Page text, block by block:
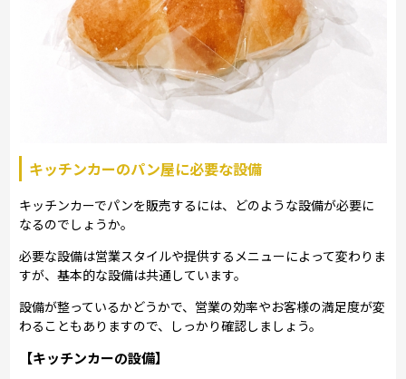
キッチンカーのパン屋に必要な設備
キッチンカーでパンを販売するには、どのような設備が必要に
なるのでしょうか。
必要な設備は営業スタイルや提供するメニューによって変わりま
すが、基本的な設備は共通しています。
設備が整っているかどうかで、営業の効率やお客様の満足度が変
わることもありますので、しっかり確認しましょう。
【キッチンカーの設備】